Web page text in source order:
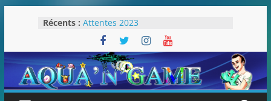
Récents : Attentes 2023
Rétrospective 2022
« Splatoon 3 est-il nécessaire ? »
« Dans les coulisses des JV Harry
Potter »
Pokémon Écarlate : ceci est une
révolution (ou pas) !